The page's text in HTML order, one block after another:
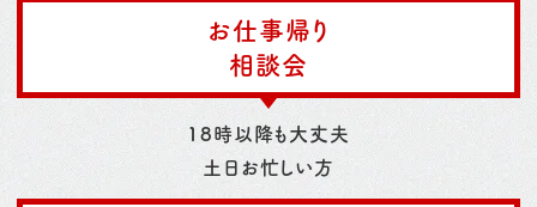
お仕事帰り
相談会
18時以降も大丈夫
土日お忙しい方